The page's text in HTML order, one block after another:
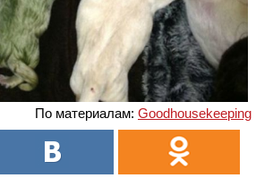
По материалам: Goodhousekeeping